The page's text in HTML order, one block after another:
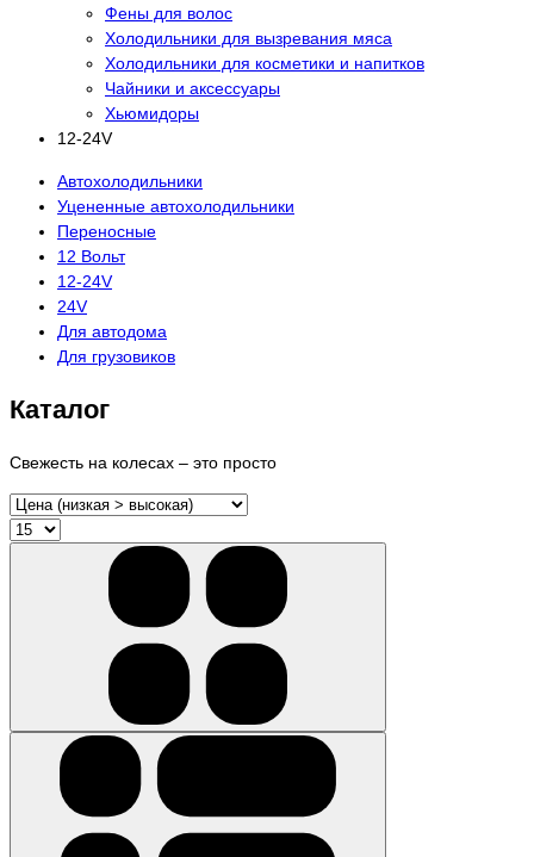
Фены для волос
Холодильники для вызревания мяса
Холодильники для косметики и напитков
Чайники и аксессуары
Хьюмидоры
12-24V
Автохолодильники
Уцененные автохолодильники
Переносные
12 Вольт
12-24V
24V
Для автодома
Для грузовиков
Каталог
Свежесть на колесах – это просто